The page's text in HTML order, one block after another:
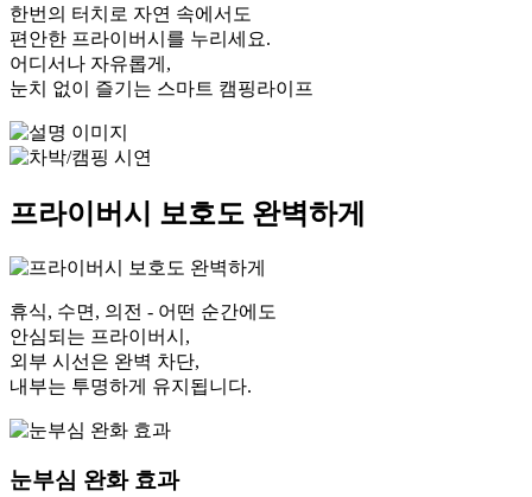
한번의 터치로 자연 속에서도
편안한 프라이버시를 누리세요.
어디서나 자유롭게,
눈치 없이 즐기는 스마트 캠핑라이프
프라이버시 보호도 완벽하게
휴식, 수면, 의전 - 어떤 순간에도
안심되는 프라이버시,
외부 시선은 완벽 차단,
내부는 투명하게 유지됩니다.
눈부심 완화 효과